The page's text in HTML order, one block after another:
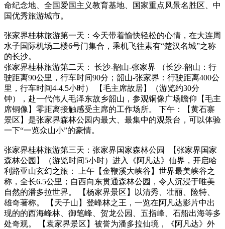
命纪念地、全国爱国主义教育基地、国家重点风景名胜区、中
国优秀旅游城市。
张家界桂林旅游第一天：今天带着愉快轻松的心情，在大连周
水子国际机场二楼6号门集合，乘机飞往素有“楚汉名城”之称
的长沙。
张家界桂林旅游第二天：
长沙-韶山-张家界 （长沙-韶山：行
驶距离90公里，行车时间90分；韶山-张家界：行驶距离400公
里，行车时间4-4.5小时） 【毛主席故居】（游览约30分
钟），赴一代伟人毛泽东故乡韶山，参观铜像广场瞻仰【毛主
席铜像】零距离接触感受主席的工作场所。 下午：【黄石寨
景区】是张家界森林公园内最大、最集中的观景台，可以体验
一下“一览众山小”的豪情。
张家界桂林旅游第三天：张家界国家森林公园
【张家界国家
森林公园】（游览时间5小时）进入《阿凡达》仙界，开启哈
利路亚山玄幻之旅： 上午【金鞭溪大峡谷】世界最美峡谷之
称，全长6.5公里；自西向东贯通森林公园，令人沉浸于唯美
自然的潘多拉世界。 【杨家界景区】以清秀、壮丽、险特、
雄奇著称。 【天子山】登峰林之王，一览在阿凡达影片中出
现的的西海峰林、御笔峰、贺龙公园、五指峰、石船出海等多
处奇观。 【袁家界景区】被誉为潘多拉仙境，《阿凡达》外